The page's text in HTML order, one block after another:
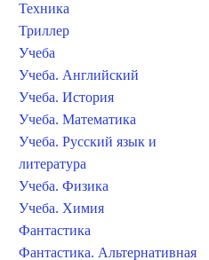
Техника
Триллер
Учеба
Учеба. Английский
Учеба. История
Учеба. Математика
Учеба. Русский язык и
литература
Учеба. Физика
Учеба. Химия
Фантастика
Фантастика. Альтернативная